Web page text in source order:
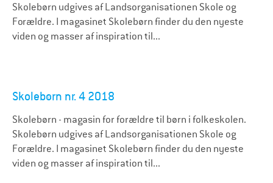
Skolebørn udgives af Landsorganisationen Skole og
Forældre. I magasinet Skolebørn finder du den nyeste
viden og masser af inspiration til...
Skolebørn nr. 4 2018
Skolebørn - magasin for forældre til børn i folkeskolen.
Skolebørn udgives af Landsorganisationen Skole og
Forældre. I magasinet Skolebørn finder du den nyeste
viden og masser af inspiration til...